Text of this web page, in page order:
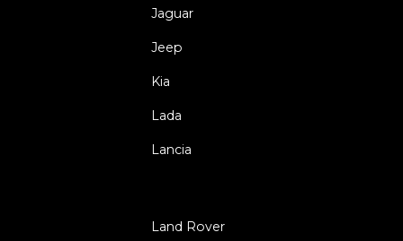
Jaguar
Jeep
Kia
Lada
Lancia
Land Rover